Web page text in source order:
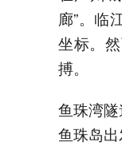
廊”。临
坐标。
搏。
鱼珠湾
鱼珠岛